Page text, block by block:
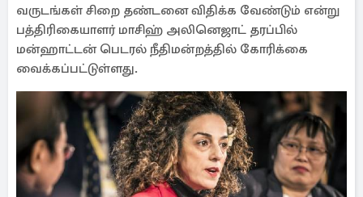
வருடங்கள் சிறை தண்டனை விதிக்க வேண்டும் என்று
பத்திரிகையாளர் மாசிஹ் அலினெஜாட் தரப்பில்
மன்ஹாட்டன் பெடரல் நீதிமன்றத்தில் கோரிக்கை
வைக்கப்பட்டுள்ளது.